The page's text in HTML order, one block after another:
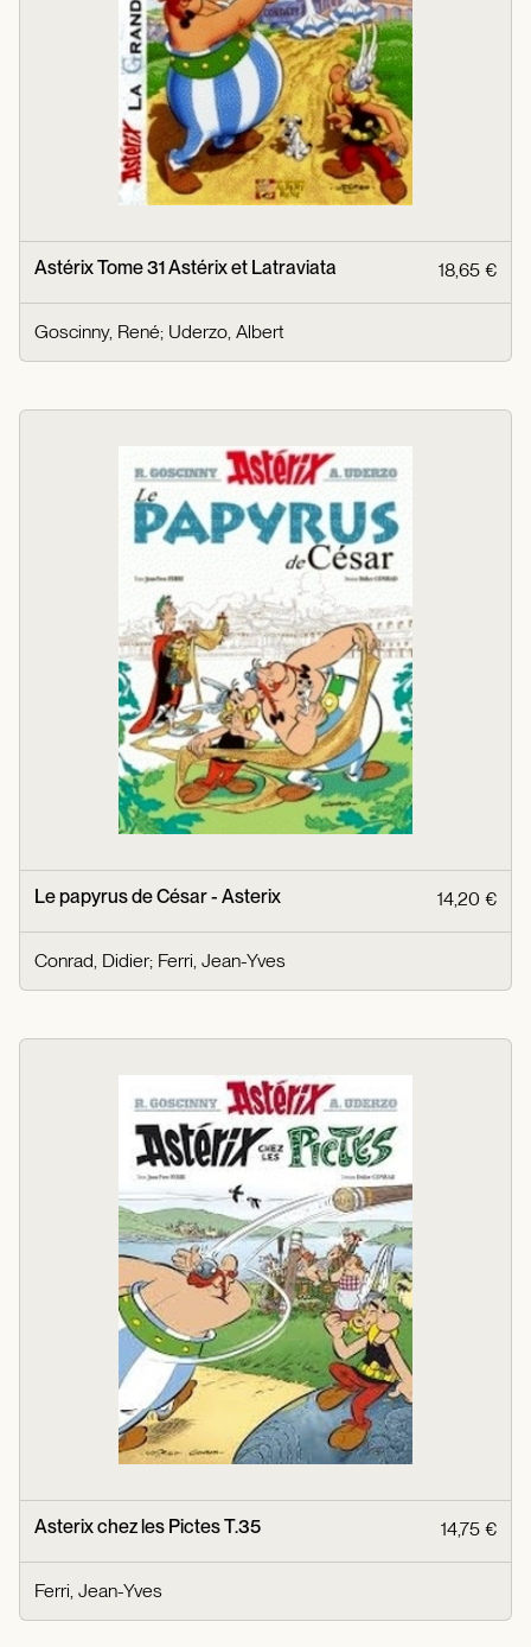
Astérix Tome 31 Astérix et Latraviata 18,65 €
Goscinny, René; Uderzo, Albert
Le papyrus de César - Asterix 14,20 €
Conrad, Didier; Ferri, Jean-Yves
Asterix chez les Pictes T.35 14,75 €
Ferri, Jean-Yves